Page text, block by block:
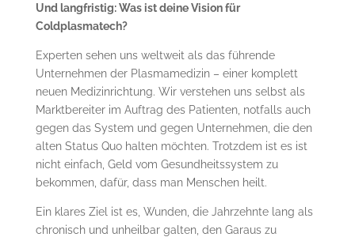
Und langfristig: Was ist deine Vision für
Coldplasmatech?
Experten sehen uns weltweit als das führende
Unternehmen der Plasmamedizin – einer komplett
neuen Medizinrichtung. Wir verstehen uns selbst als
Marktbereiter im Auftrag des Patienten, notfalls auch
gegen das System und gegen Unternehmen, die den
alten Status Quo halten möchten. Trotzdem ist es ist
nicht einfach, Geld vom Gesundheitssystem zu
bekommen, dafür, dass man Menschen heilt.
Ein klares Ziel ist es, Wunden, die Jahrzehnte lang als
chronisch und unheilbar galten, den Garaus zu